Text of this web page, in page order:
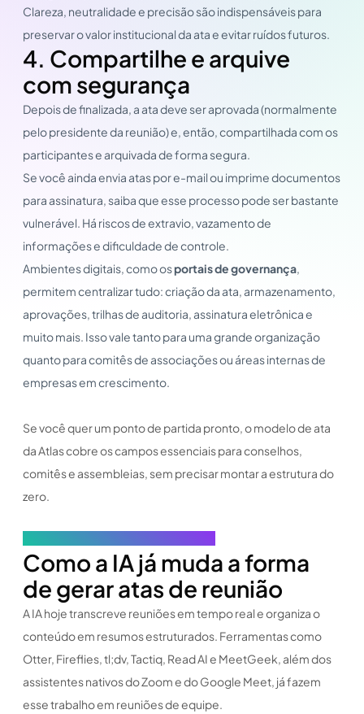
Clareza, neutralidade e precisão são indispensáveis para
preservar o valor institucional da ata e evitar ruídos futuros.
4. Compartilhe e arquive
com segurança
Depois de finalizada, a ata deve ser aprovada (normalmente
pelo presidente da reunião) e, então, compartilhada com os
participantes e arquivada de forma segura.
Se você ainda envia atas por e-mail ou imprime documentos
para assinatura, saiba que esse processo pode ser bastante
vulnerável. Há riscos de extravio, vazamento de
informações e dificuldade de controle.
Ambientes digitais, como osportais de governança,
permitem centralizar tudo: criação da ata, armazenamento,
aprovações, trilhas de auditoria, assinatura eletrônica e
muito mais. Isso vale tanto para uma grande organização
quanto para comitês de associações ou áreas internas de
empresas em crescimento.
Se você quer um ponto de partida pronto, o modelo de ata
da Atlas cobre os campos essenciais para conselhos,
comitês e assembleias, sem precisar montar a estrutura do
zero.
Como a IA já muda a forma
de gerar atas de reunião
A IA hoje transcreve reuniões em tempo real e organiza o
conteúdo em resumos estruturados. Ferramentas como
Otter, Fireflies, tl;dv, Tactiq, Read AI e MeetGeek, além dos
assistentes nativos do Zoom e do Google Meet, já fazem
esse trabalho em reuniões de equipe.